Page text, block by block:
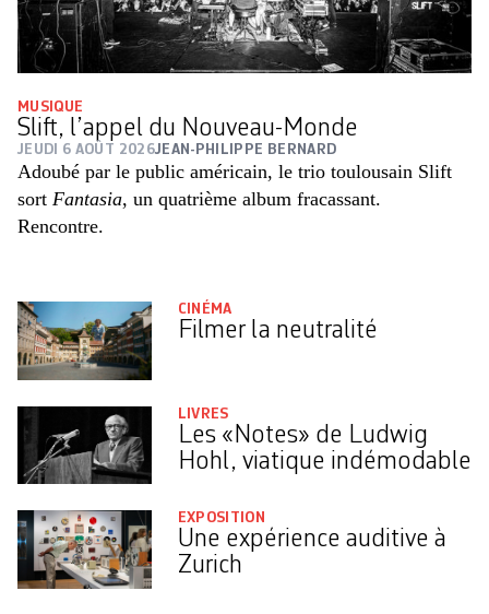
MUSIQUE
Slift, l’appel du Nouveau-Monde
JEUDI 6 AOÛT 2026JEAN-PHILIPPE BERNARD
Adoubé par le public américain, le trio toulousain Slift
sort Fantasia, un quatrième album fracassant.
Rencontre.
CINÉMA
Filmer la neutralité
LIVRES
Les «Notes» de Ludwig
Hohl, viatique indémodable
EXPOSITION
Une expérience auditive à
Zurich